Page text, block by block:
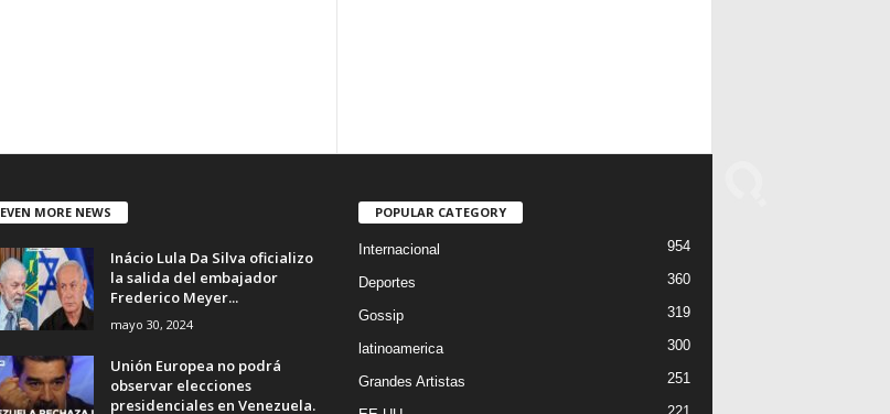
EVEN MORE NEWS
Inácio Lula Da Silva oficializo
la salida del embajador
Frederico Meyer...
mayo 30, 2024
Unión Europea no podrá
observar elecciones
presidenciales en Venezuela.
POPULAR CATEGORY
Internacional 954
Deportes 360
Gossip 319
latinoamerica 300
Grandes Artistas 251